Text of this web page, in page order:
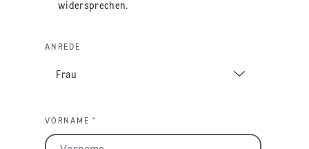
widersprechen.
ANREDE
VORNAME *